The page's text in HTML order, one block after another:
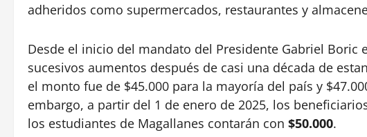
adheridos como supermercados, restaurantes y
Desde el inicio del mandato del Presidente Gabriel Boric
sucesivos aumentos después de casi una década de
el monto fue de $45.000 para la mayoría del país y
embargo, a partir del 1 de enero de 2025, los
los estudiantes de Magallanes contarán con $50.000.